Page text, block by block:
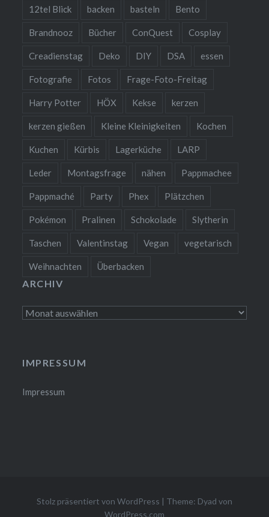
12tel Blick backen basteln Bento
Brandnooz Bücher ConQuest Cosplay
Creadienstag Deko DIY DSA essen
Fotografie Fotos Frage-Foto-Freitag
Harry Potter HÖX Kekse kerzen
kerzen gießen Kleine Kleinigkeiten Kochen
Kuchen Kürbis Lagerküche LARP
Leder Montagsfrage nähen Pappmachee
Pappmaché Party Phex Plätzchen
Pokémon Pralinen Schokolade Slytherin
Taschen Valentinstag Vegan vegetarisch
Weihnachten Überbacken
ARCHIV
Archiv
IMPRESSUM
Impressum
Stolz präsentiert von WordPress | Theme: Dyad von
WordPress.com